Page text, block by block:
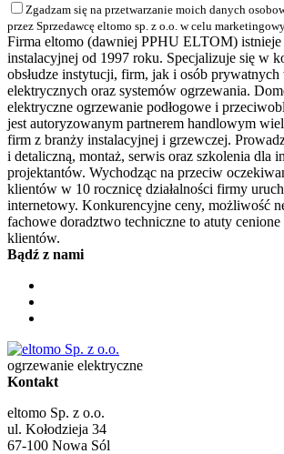
Zgadzam się na przetwarzanie moich danych
przez Sprzedawcę eltomo sp. z o.o. w celu
Firma eltomo (dawniej PPHU ELTOM)
instalacyjnej od 1997 roku. Specjalizuje się w
obsłudze instytucji, firm, jak i osób prywatnych
elektrycznych oraz systemów ogrzewania.
elektryczne ogrzewanie podłogowe i
jest autoryzowanym partnerem handlowym
firm z branży instalacyjnej i grzewczej.
i detaliczną, montaż, serwis oraz szkolenia dla
projektantów. Wychodząc na przeciw
klientów w 10 rocznicę działalności firmy
internetowy. Konkurencyjne ceny, możliwość
fachowe doradztwo techniczne to atuty cenione
klientów.
Bądź z nami
ogrzewanie elektryczne
Kontakt
eltomo Sp. z o.o.
ul. Kołodzieja 34
67-100 Nowa Sól